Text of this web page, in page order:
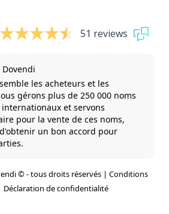
51 reviews
les acheteurs et les
gérons plus de 250 000 noms
et servons
pour la vente de ces noms,
un bon accord pour
© - tous droits réservés | Conditions
Déclaration de confidentialité